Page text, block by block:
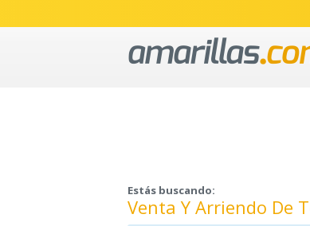
Estás buscando:
Venta Y Arriendo De